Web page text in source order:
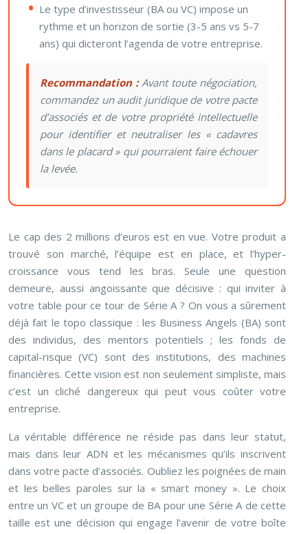
Le type d’investisseur (BA ou VC) impose un
rythme et un horizon de sortie (3-5 ans vs 5-7
ans) qui dicteront l’agenda de votre entreprise.
Recommandation :Avant toute négociation,
commandez un audit juridique de votre pacte
d’associés et de votre propriété intellectuelle
pour identifier et neutraliser les « cadavres
dans le placard » qui pourraient faire échouer
la levée.
Le cap des 2 millions d’euros est en vue. Votre produit a
trouvé son marché, l’équipe est en place, et l’hyper-
croissance vous tend les bras. Seule une question
demeure, aussi angoissante que décisive : qui inviter à
votre table pour ce tour de Série A ? On vous a sûrement
déjà fait le topo classique : les Business Angels (BA) sont
des individus, des mentors potentiels ; les fonds de
capital-risque (VC) sont des institutions, des machines
financières. Cette vision est non seulement simpliste, mais
c’est un cliché dangereux qui peut vous coûter votre
entreprise.
La véritable différence ne réside pas dans leur statut,
mais dans leur ADN et les mécanismes qu’ils inscrivent
dans votre pacte d’associés. Oubliez les poignées de main
et les belles paroles sur la « smart money ». Le choix
entre un VC et un groupe de BA pour une Série A de cette
taille est une décision qui engage l’avenir de votre boîte